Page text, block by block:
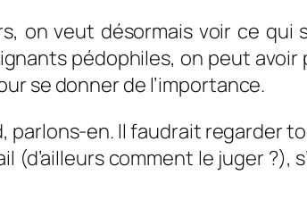
on veut désormais voir ce
pédophiles, on peut
se donner de l’importance.
parlons-en. Il faudrait regarder
(d’ailleurs comment le juger ?),